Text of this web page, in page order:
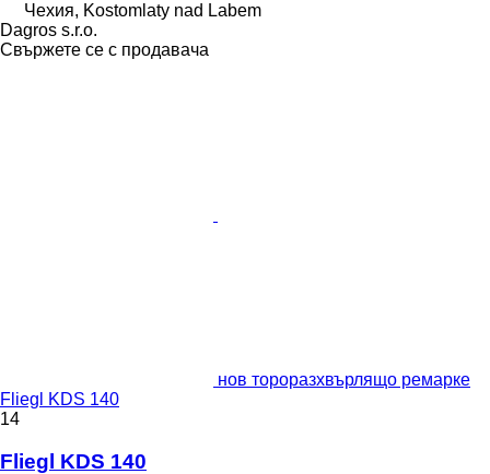
Чехия, Kostomlaty nad Labem
Dagros s.r.o.
Свържете се с продавача
нов тороразхвърлящо ремарке
Fliegl KDS 140
14
Fliegl KDS 140